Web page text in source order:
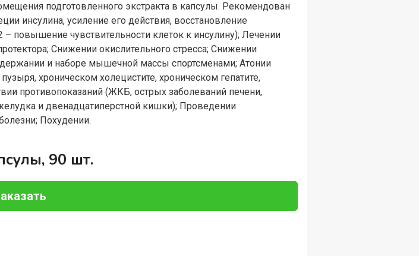
подготовленного экстракта в капсулы. Рекомендован
инсулина, усиление его действия, восстановление
чувствительности клеток к инсулину); Лечении
Снижении окислительного стресса; Снижении
и наборе мышечной массы спортсменами; Атонии
хроническом холецистите, хроническом гепатите,
противопоказаний (ЖКБ, острых заболеваний печени,
и двенадцатиперстной кишки); Проведении
Похудении.
90 шт.